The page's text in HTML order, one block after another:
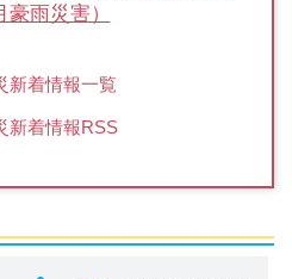
豪雨災害）
新着情報一覧
新着情報RSS